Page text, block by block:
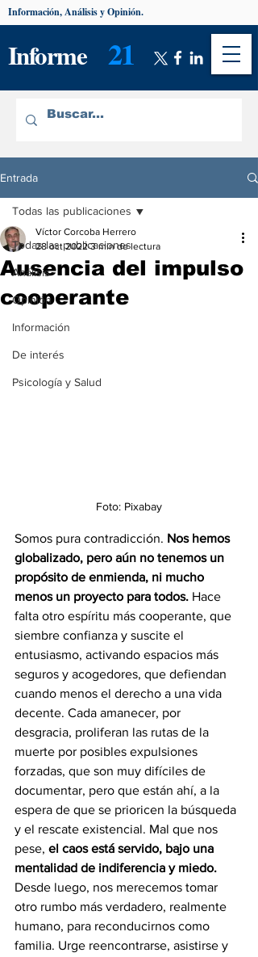
Informe 21
Información, Análisis y Opinión.
Entrada
Todas las publicaciones
Análisis
Opinión
Información
De interés
Psicología y Salud
Todas las publicaciones
Ausencia del impulso
cooperante
Víctor Corcoba Herrero
28 oct 2022 3 min de lectura
Foto: Pixabay
Somos pura contradicción. Nos hemos
globalizado, pero aún no tenemos un
propósito de enmienda, ni mucho
menos un proyecto para todos. Hace
falta otro espíritu más cooperante, que
siembre confianza y suscite el
entusiasmo, activando espacios más
seguros y acogedores, que defiendan
cuando menos el derecho a una vida
decente. Cada amanecer, por
desgracia, proliferan las rutas de la
muerte por posibles expulsiones
forzadas, que son muy difíciles de
documentar, pero que están ahí, a la
espera de que se prioricen la búsqueda
y el rescate existencial. Mal que nos
pese, el caos está servido, bajo una
mentalidad de indiferencia y miedo.
Desde luego, nos merecemos tomar
otro rumbo más verdadero, realmente
humano, para reconducirnos como
familia. Urge reencontrarse, asistirse y